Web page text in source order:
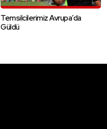
Temsilcilerimiz Avrupa’da
Güldü